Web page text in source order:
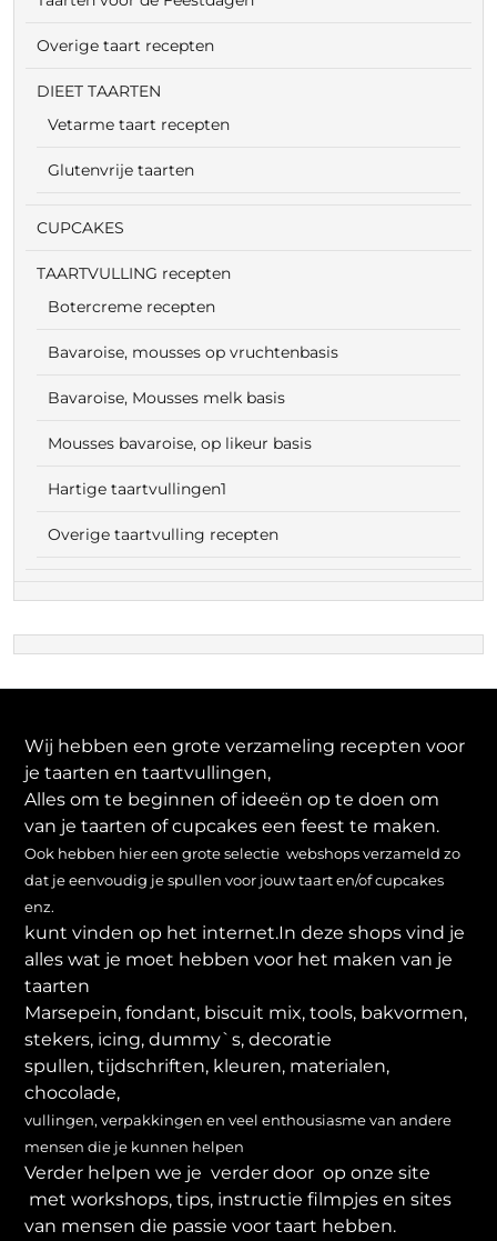
Overige taart recepten
DIEET TAARTEN
Vetarme taart recepten
Glutenvrije taarten
CUPCAKES
TAARTVULLING recepten
Botercreme recepten
Bavaroise, mousses op vruchtenbasis
Bavaroise, Mousses melk basis
Mousses bavaroise, op likeur basis
Hartige taartvullingen1
Overige taartvulling recepten
Wij hebben een grote verzameling recepten voor
je taarten en taartvullingen,
Alles om te beginnen of ideeën op te doen om
van je taarten of cupcakes een feest te maken.
Ook hebben hier een grote selectie webshops verzameld zo
dat je eenvoudig je spullen voor jouw taart en/of cupcakes
enz.
kunt vinden op het internet.In deze shops vind je
alles wat je moet hebben voor het maken van je
taarten
Marsepein, fondant, biscuit mix, tools, bakvormen,
stekers, icing, dummy`s, decoratie
spullen, tijdschriften, kleuren, materialen,
chocolade,
vullingen, verpakkingen en veel enthousiasme van andere
mensen die je kunnen helpen
Verder helpen we je verder door op onze site
met workshops, tips, instructie filmpjes en sites
van mensen die passie voor taart hebben.